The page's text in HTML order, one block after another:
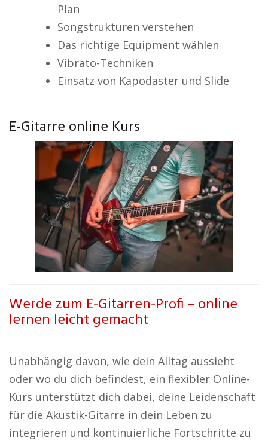
Plan
Songstrukturen verstehen
Das richtige Equipment wählen
Vibrato-Techniken
Einsatz von Kapodaster und Slide
E-Gitarre online Kurs
Werde zum E-Gitarren-Profi – online
lernen leicht gemacht
Unabhängig davon, wie dein Alltag aussieht
oder wo du dich befindest, ein flexibler Online-
Kurs unterstützt dich dabei, deine Leidenschaft
für die Akustik-Gitarre in dein Leben zu
integrieren und kontinuierliche Fortschritte zu